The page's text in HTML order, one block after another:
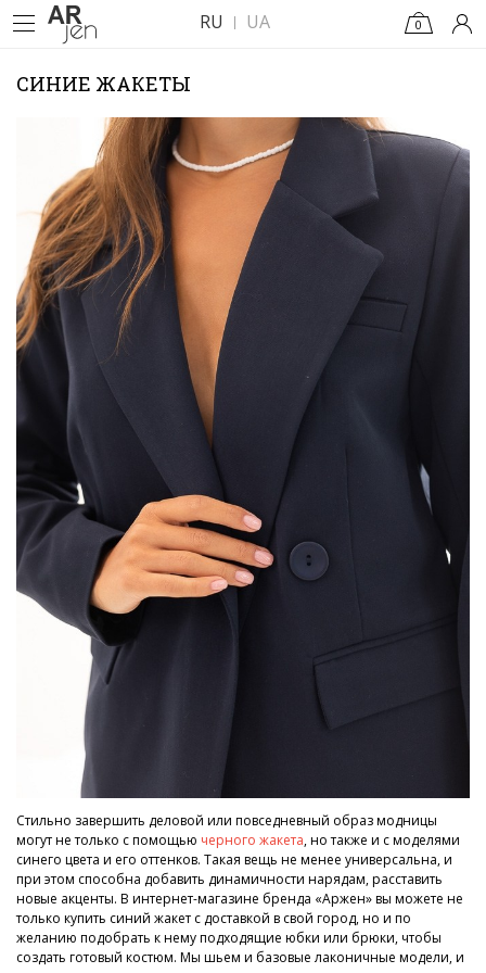
RU UA 0
СИНИЕ ЖАКЕТЫ
Стильно завершить деловой или повседневный образ модницы
могут не только с помощью черного жакета, но также и с моделями
синего цвета и его оттенков. Такая вещь не менее универсальна, и
при этом способна добавить динамичности нарядам, расставить
новые акценты. В интернет-магазине бренда «Аржен» вы можете не
только купить синий жакет с доставкой в свой город, но и по
желанию подобрать к нему подходящие юбки или брюки, чтобы
создать готовый костюм. Мы шьем и базовые лаконичные модели, и